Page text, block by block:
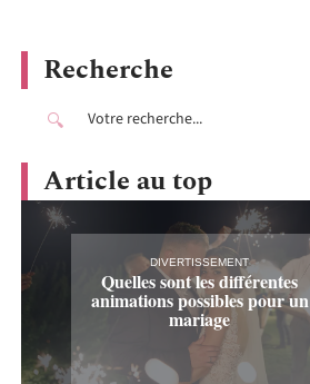
Recherche
Article au top
DIVERTISSEMENT
Quelles sont les différentes
animations possibles pour un
mariage